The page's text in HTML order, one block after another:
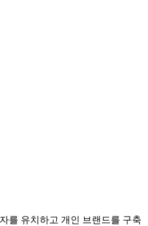
를 유치하고 개인 브랜드를 구축